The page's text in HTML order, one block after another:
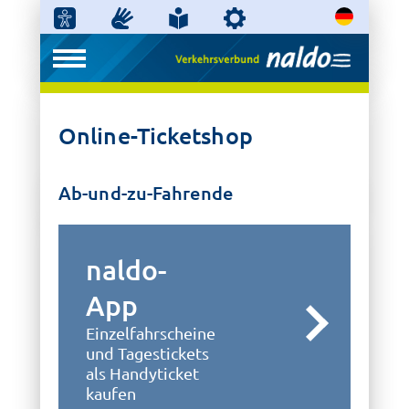
Online-Ticketshop
Ab-und-zu-Fahrende
naldo-
App
Einzelfahrscheine
und Tagestickets
als Handyticket
kaufen